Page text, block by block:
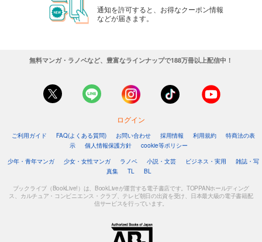
通知を許可すると、お得なクーポン情報
などが届きます。
無料マンガ・ラノベなど、豊富なラインナップで188万冊以上配信中！
ログイン
ご利用ガイド FAQ(よくある質問) お問い合わせ 採用情報 利用規約
特商法の表
示
個人情報保護方針
cookie等ポリシー
少年・青年マンガ
少女・女性マンガ ラノベ 小説・文芸 ビジネス・実用
雑誌・写
真集
TL BL
ブックライブ（BookLive!）は、BookLiveが運営する電子書店です。TOPPANホールディング
ス、カルチュア・コンビニエンス・クラブ、テレビ朝日の出資を受け、日本最大級の電子書籍配
信サービスを行っています。